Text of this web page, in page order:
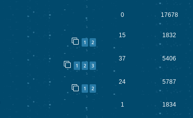
0 17678
1 2
15 1832
1 2 3
37 5406
1 2
24 5787
1 1834